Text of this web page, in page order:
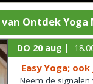
Ontdek Yoga
DO 20 aug |
Easy Yoga;
Neem de